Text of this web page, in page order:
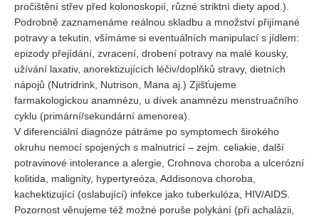
pročištění střev před kolonoskopií, různé striktní diety apod.).
Podrobně zaznamenáme reálnou skladbu a množství přijímané
potravy a tekutin, všímáme si eventuálních manipulací s jídlem:
epizody přejídání, zvracení, drobení potravy na malé kousky,
užívání laxativ, anorektizujících léčiv/doplňků stravy, dietních
nápojů (Nutridrink, Nutrison, Mana aj.) Zjišťujeme
farmakologickou anamnézu, u dívek anamnézu menstruačního
cyklu (primární/sekundární amenorea).
V diferenciální diagnóze pátráme po symptomech širokého
okruhu nemocí spojených s malnutricí – zejm. celiakie, další
potravinové intolerance a alergie, Crohnova choroba a ulcerózní
kolitida, malignity, hypertyreóza, Addisonova choroba,
kachektizující (oslabující) infekce jako tuberkulóza, HIV/AIDS.
Pozornost věnujeme též možné poruše polykání (při achalázii,